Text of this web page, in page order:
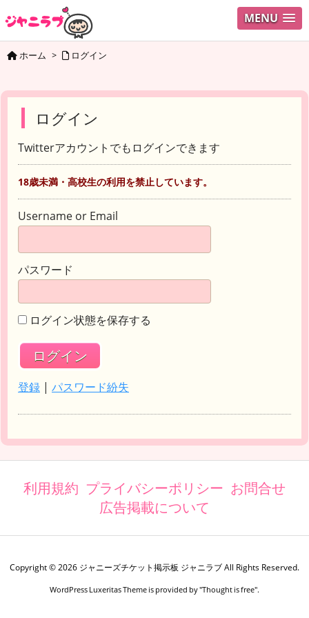
MENU
ホーム > ログイン
ログイン
Twitterアカウントでもログインできます
18歳未満・高校生の利用を禁止しています。
Username or Email
パスワード
ログイン状態を保存する
登録 | パスワード紛失
利用規約 プライバシーポリシー お問合せ
広告掲載について
Copyright ©2026 ジャニーズチケット掲示板 ジャニラブAll Rights Reserved.
WordPress Luxeritas Theme is provided by "Thought is free".